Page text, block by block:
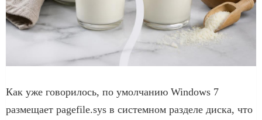
Как уже говорилось, по умолчанию Windows 7
размещает pagefile.sys в системном разделе диска, что